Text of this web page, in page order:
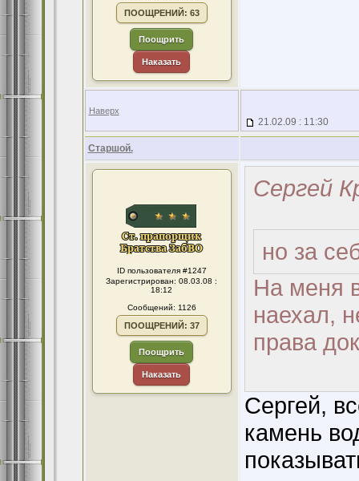
ПООЩРЕНИЙ: 63
Поощрить
Наказать
Наверх
21.02.09 : 11:30
Старшой.
ID пользователя #1247
Зарегистрирован: 08.03.08 :
18:12
Сообщений: 1126
ПООЩРЕНИЙ: 37
Поощрить
Наказать
Сергей
но за
На меня
наехал,
права
Сергей,
камень